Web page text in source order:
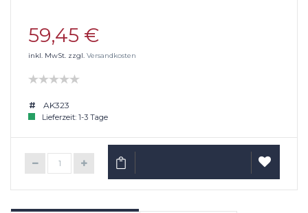
59,45 €
inkl. MwSt. zzgl. Versandkosten
AK323
Lieferzeit: 1-3 Tage
IN DEN WARENKORB